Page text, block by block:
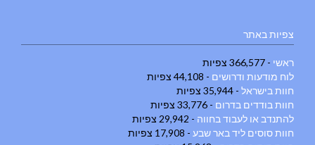
צפיות באתר
ראשי - 366,577 צפיות
לוח מודעות ודרושים - 44,108 צפיות
חוות בישראל - 35,944 צפיות
חוות בודדים בדרום - 33,776 צפיות
להתנדב או לעבוד בחווה - 29,942 צפיות
חוות סוסים ליד באר שבע - 17,908 צפיות